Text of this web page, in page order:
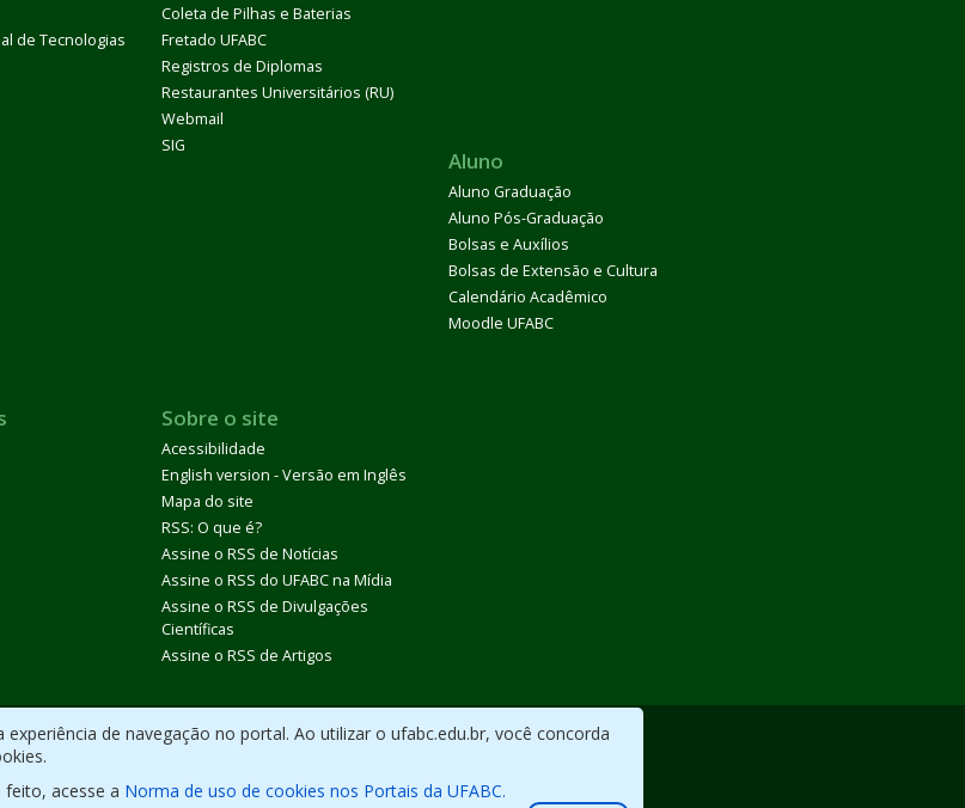
de navegação no portal. Ao utilizar o ufabc.edu.br, você concorda
acesse a Norma de uso de cookies nos Portais da UFABC.
de Tecnologias
Coleta de Pilhas e Baterias
Fretado UFABC
Registros de Diplomas
Restaurantes Universitários (RU)
Webmail
SIG
Aluno
Aluno Graduação
Aluno Pós-Graduação
Bolsas e Auxílios
Bolsas de Extensão e Cultura
Calendário Acadêmico
Moodle UFABC
Sobre o site
Acessibilidade
English version - Versão em Inglês
Mapa do site
RSS: O que é?
Assine o RSS de Notícias
Assine o RSS do UFABC na Mídia
Assine o RSS de Divulgações
Científicas
Assine o RSS de Artigos